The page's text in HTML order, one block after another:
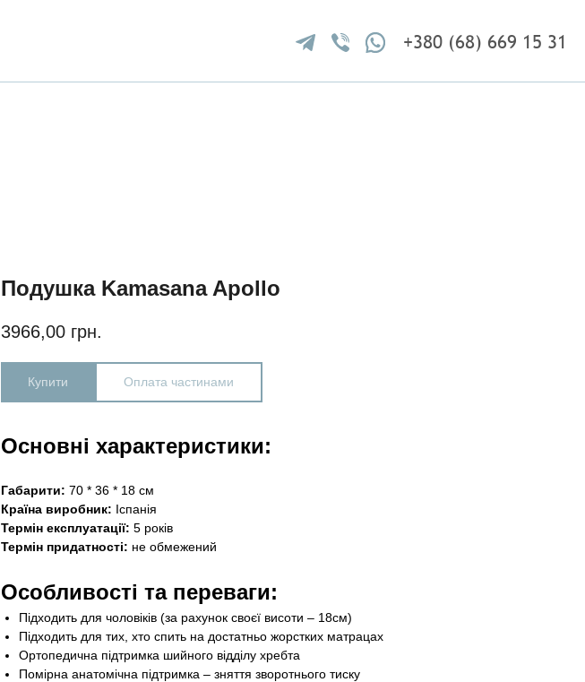
+380 (68) 669 15 31
Подушка Kamasana Apollo
3966,00 грн.
Купити Оплата частинами
Основні характеристики:
Габарити: 70 * 36 * 18 см
Країна виробник: Іспанія
Термін експлуатації: 5 років
Термін придатності: не обмежений
Особливості та переваги:
Підходить для чоловіків (за рахунок своєї висоти – 18см)
Підходить для тих, хто спить на достатньо жорстких матрацах
Ортопедична підтримка шийного відділу хребта
Помірна анатомічна підтримка – зняття зворотнього тиску